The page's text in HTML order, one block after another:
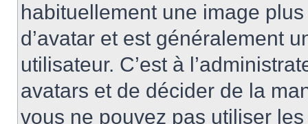
habituellement une image
d’avatar et est généralement
utilisateur. C’est à
avatars et de décider de la
vous ne pouvez pas utiliser